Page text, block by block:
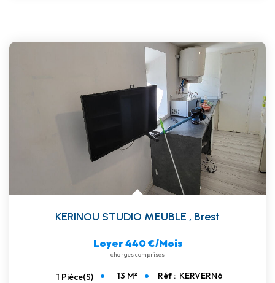
KERINOU STUDIO MEUBLE , Brest
Loyer 440 €/mois
charges comprises
1 Pièce(s) 13 M² Réf : KERVERN6